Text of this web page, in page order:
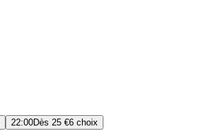
22:00Dès 25 €6 choix